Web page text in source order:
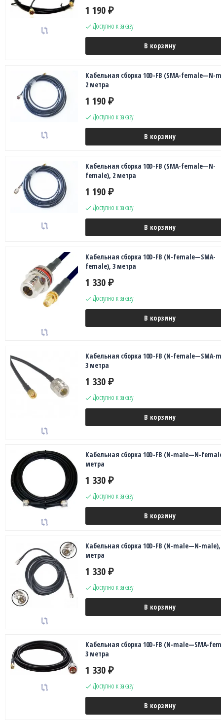
1 190 ₽
Доступно к заказу
В корзину
Кабельная сборка 10D-FB (SMA-female—N-
2 метра
1 190 ₽
Доступно к заказу
В корзину
Кабельная сборка 10D-FB (SMA-female—N-
female), 2 метра
1 190 ₽
Доступно к заказу
В корзину
Кабельная сборка 10D-FB (N-female—SMA-
female), 3 метра
1 330 ₽
Доступно к заказу
В корзину
Кабельная сборка 10D-FB (N-female—SMA-
3 метра
1 330 ₽
Доступно к заказу
В корзину
Кабельная сборка 10D-FB (N-male—N-
метра
1 330 ₽
Доступно к заказу
В корзину
Кабельная сборка 10D-FB (N-male—N-male),
метра
1 330 ₽
Доступно к заказу
В корзину
Кабельная сборка 10D-FB (N-male—SMA-
3 метра
1 330 ₽
Доступно к заказу
В корзину